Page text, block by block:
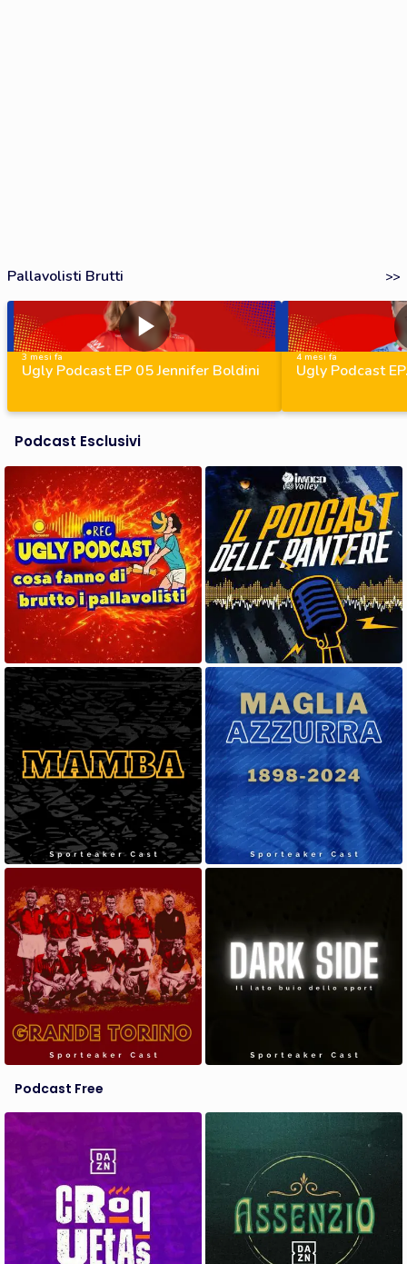
Pallavolisti Brutti >>
3 mesi fa
Ugly Podcast EP 05 Jennifer Boldini
4 mesi fa
Ugly Podcast
Podcast Esclusivi
Podcast Free